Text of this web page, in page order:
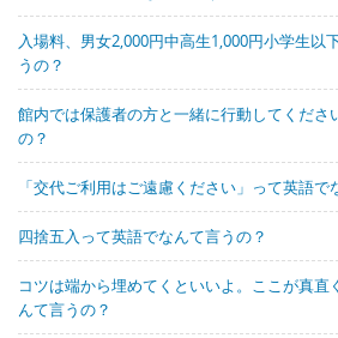
入場料、男女2,000円中高生1,000円小学生以
うの？
館内では保護者の方と一緒に行動してくださ
の？
「交代ご利用はご遠慮ください」って英語で
四捨五入って英語でなんて言うの？
コツは端から埋めてくといいよ。ここが真直
んて言うの？